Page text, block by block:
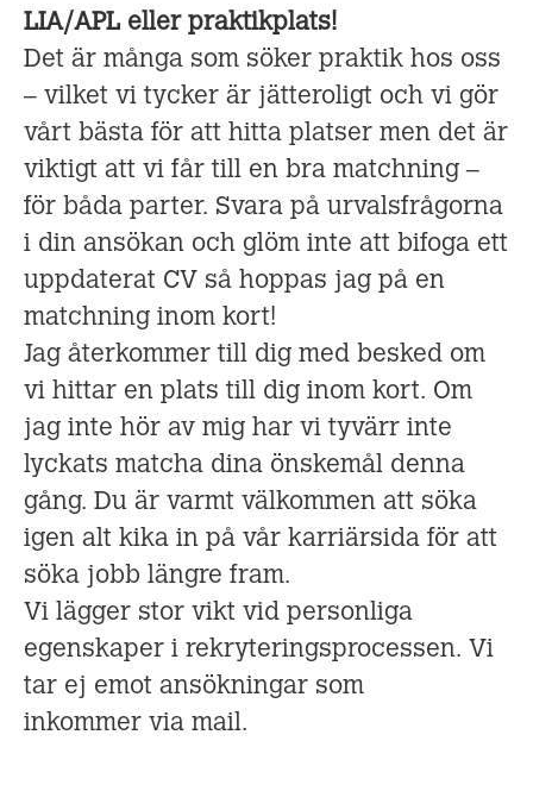
LIA/APL eller praktikplats!
Det är många som söker praktik hos oss
– vilket vi tycker är jätteroligt och vi gör
vårt bästa för att hitta platser men det är
viktigt att vi får till en bra matchning –
för båda parter. Svara på urvalsfrågorna
i din ansökan och glöm inte att bifoga ett
uppdaterat CV så hoppas jag på en
matchning inom kort!
Jag återkommer till dig med besked om
vi hittar en plats till dig inom kort. Om
jag inte hör av mig har vi tyvärr inte
lyckats matcha dina önskemål denna
gång. Du är varmt välkommen att söka
igen alt kika in på vår karriärsida för att
söka jobb längre fram.
Vi lägger stor vikt vid personliga
egenskaper i rekryteringsprocessen. Vi
tar ej emot ansökningar som
inkommer via mail.